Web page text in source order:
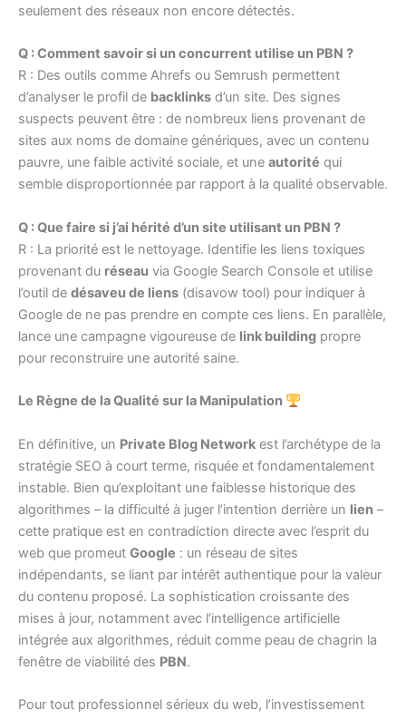
seulement des réseaux non encore détectés.
Q : Comment savoir si un concurrent utilise un PBN ?
R : Des outils comme Ahrefs ou Semrush permettent
d’analyser le profil de backlinks d’un site. Des signes
suspects peuvent être : de nombreux liens provenant de
sites aux noms de domaine génériques, avec un contenu
pauvre, une faible activité sociale, et une autorité qui
semble disproportionnée par rapport à la qualité observable.
Q : Que faire si j’ai hérité d’un site utilisant un PBN ?
R : La priorité est le nettoyage. Identifie les liens toxiques
provenant du réseau via Google Search Console et utilise
l’outil de désaveu de liens (disavow tool) pour indiquer à
Google de ne pas prendre en compte ces liens. En parallèle,
lance une campagne vigoureuse de link building propre
pour reconstruire une autorité saine.
Le Règne de la Qualité sur la Manipulation
En définitive, un Private Blog Network est l’archétype de la
stratégie SEO à court terme, risquée et fondamentalement
instable. Bien qu’exploitant une faiblesse historique des
algorithmes – la difficulté à juger l’intention derrière un lien –
cette pratique est en contradiction directe avec l’esprit du
web que promeut Google : un réseau de sites
indépendants, se liant par intérêt authentique pour la valeur
du contenu proposé. La sophistication croissante des
mises à jour, notamment avec l’intelligence artificielle
intégrée aux algorithmes, réduit comme peau de chagrin la
fenêtre de viabilité des PBN.
Pour tout professionnel sérieux du web, l’investissement